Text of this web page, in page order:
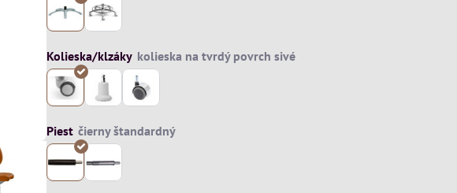
Kolieska/klzáky
Piest